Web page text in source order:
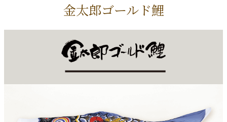
金太郎ゴールド鯉